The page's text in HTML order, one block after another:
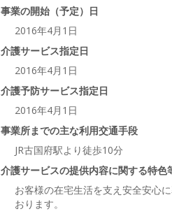
事業の開始（予定）日
2016年4月1日
介護サービス指定日
2016年4月1日
介護予防サービス指定日
2016年4月1日
事業所までの主な利用交通手段
JR古国府駅より徒歩10分
介護サービスの提供内容に関する特色
お客様の在宅生活を支え安全安心
おります。